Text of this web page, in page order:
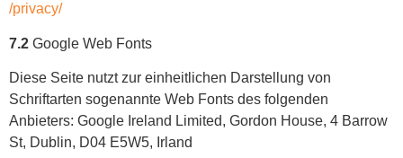
/privacy/
7.2 Google Web Fonts
Diese Seite nutzt zur einheitlichen Darstellung von
Schriftarten sogenannte Web Fonts des folgenden
Anbieters: Google Ireland Limited, Gordon House, 4 Barrow
St, Dublin, D04 E5W5, Irland